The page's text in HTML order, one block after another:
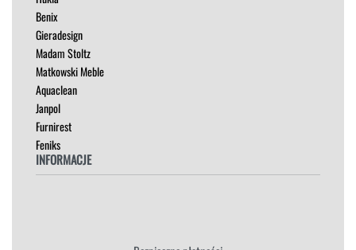
SOFY
STOLIKI
STOŁY
SZAFKI I KOMODY
Benix
Gieradesign
Madam Stoltz
Matkowski Meble
Aquaclean
Janpol
Furnirest
Feniks
INFORMACJE